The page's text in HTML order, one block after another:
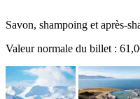
Savon, shampoing et après-
Valeur normale du billet :